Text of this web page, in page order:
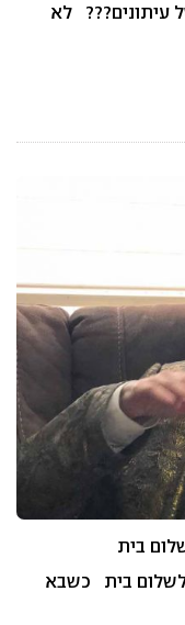
עיתונים??? לא
בית
לשלום בית כשבא